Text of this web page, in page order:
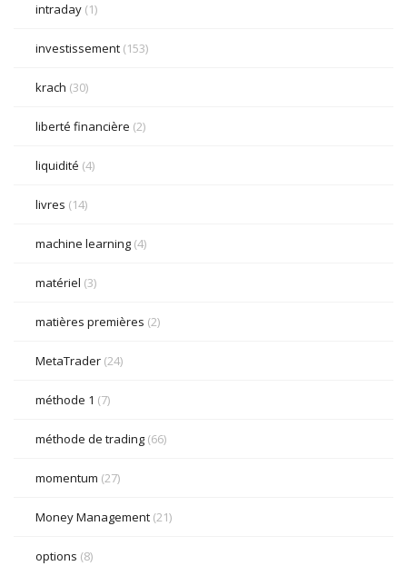
intraday (1)
investissement (153)
krach (30)
liberté financière (2)
liquidité (4)
livres (14)
machine learning (4)
matériel (3)
matières premières (2)
MetaTrader (24)
méthode 1 (7)
méthode de trading (66)
momentum (27)
Money Management (21)
options (8)